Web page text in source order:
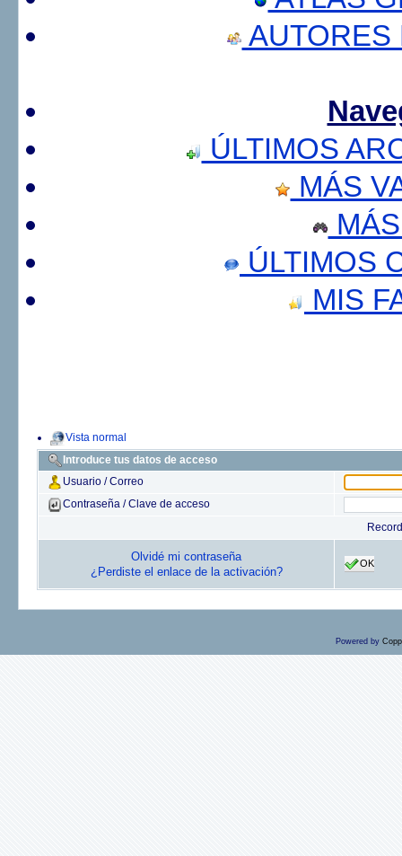
AUTORES
ÚLTIMOS
MÁS
ÚLTIMOS
MIS
Vista normal
Introduce tus datos de acceso
Usuario / Correo
Contraseña / Clave de acceso
Olvidé mi contraseña
¿Perdiste el enlace de la activación?
OK
Powered by